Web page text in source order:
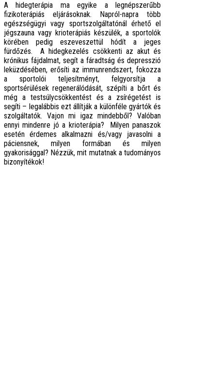
A hidegterápia ma egyike a legnépszerűbb
fizikoterápiás eljárásoknak. Napról-napra több
egészségügyi vagy sportszolgáltatónál érhető el
jégszauna vagy krioterápiás készülék, a sportolók
körében pedig eszeveszettül hódít a jeges
fürdőzés. A hidegkezelés csökkenti az akut és
krónikus fájdalmat, segít a fáradtság és depresszió
leküzdésében, erősíti az immunrendszert, fokozza
a sportolói teljesítményt, felgyorsítja a
sportsérülések regenerálódását, szépíti a bőrt és
még a testsúlycsökkentést és a zsírégetést is
segíti – legalábbis ezt állítják a különféle gyártók és
szolgáltatók. Vajon mi igaz mindebből? Valóban
ennyi mindenre jó a krioterápia? Milyen panaszok
esetén érdemes alkalmazni és/vagy javasolni a
páciensnek, milyen formában és milyen
gyakorisággal? Nézzük, mit mutatnak a tudományos
bizonyítékok!